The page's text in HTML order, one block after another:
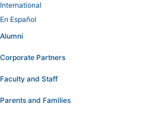
International
En Español
Alumni
Corporate Partners
Faculty and Staff
Parents and Families